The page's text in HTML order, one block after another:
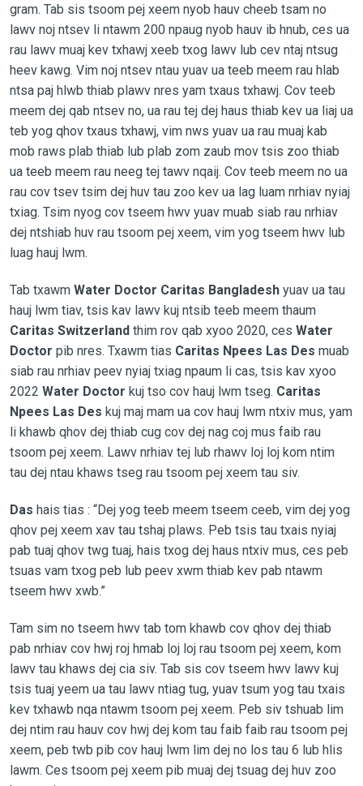
gram. Tab sis tsoom pej xeem nyob hauv cheeb tsam no
lawv noj ntsev li ntawm 200 npaug nyob hauv ib hnub, ces ua
rau lawv muaj kev txhawj xeeb txog lawv lub cev ntaj ntsug
heev kawg. Vim noj ntsev ntau yuav ua teeb meem rau hlab
ntsa paj hlwb thiab plawv nres yam txaus txhawj. Cov teeb
meem dej qab ntsev no, ua rau tej dej haus thiab kev ua liaj ua
teb yog qhov txaus txhawj, vim nws yuav ua rau muaj kab
mob raws plab thiab lub plab zom zaub mov tsis zoo thiab
ua teeb meem rau neeg tej tawv nqaij. Cov teeb meem no ua
rau cov tsev tsim dej huv tau zoo kev ua lag luam nrhiav nyiaj
txiag. Tsim nyog cov tseem hwv yuav muab siab rau nrhiav
dej ntshiab huv rau tsoom pej xeem, vim yog tseem hwv lub
luag hauj lwm.
Tab txawm Water Doctor Caritas Bangladeshyuav ua tau
hauj lwm tiav, tsis kav lawv kuj ntsib teeb meem thaum
Caritas Switzerlandthim rov qab xyoo 2020, ces Water
Doctor pib nres. Txawm tias Caritas Npees Las Des muab
siab rau nrhiav peev nyiaj txiag npaum li cas, tsis kav xyoo
2022 Water Doctor kuj tso cov hauj lwm tseg. Caritas
Npees Las Des kuj maj mam ua cov hauj lwm ntxiv mus, yam
li khawb qhov dej thiab cug cov dej nag coj mus faib rau
tsoom pej xeem. Lawv nrhiav tej lub rhawv loj loj kom ntim
tau dej ntau khaws tseg rau tsoom pej xeem tau siv.
Das hais tias : “Dej yog teeb meem tseem ceeb, vim dej yog
qhov pej xeem xav tau tshaj plaws. Peb tsis tau txais nyiaj
pab tuaj qhov twg tuaj, hais txog dej haus ntxiv mus, ces peb
tsuas vam txog peb lub peev xwm thiab kev pab ntawm
tseem hwv xwb.”
Tam sim no tseem hwv tab tom khawb cov qhov dej thiab
pab nrhiav cov hwj roj hmab loj loj rau tsoom pej xeem, kom
lawv tau khaws dej cia siv. Tab sis cov tseem hwv lawv kuj
tsis tuaj yeem ua tau lawv ntiag tug, yuav tsum yog tau txais
kev txhawb nqa ntawm tsoom pej xeem. Peb siv tshuab lim
dej ntim rau hauv cov hwj dej kom tau faib faib rau tsoom pej
xeem, peb twb pib cov hauj lwm lim dej no los tau 6 lub hlis
lawm. Ces tsoom pej xeem pib muaj dej tsuag dej huv zoo